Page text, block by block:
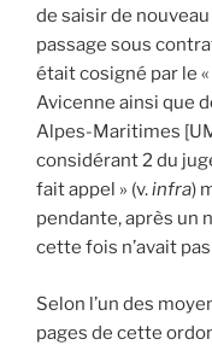
de saisir de
passage sous
était cosigné par le
Avicenne ainsi que
Alpes-Maritimes
considérant 2 du
fait appel » (v.infra)
pendante, après un
cette fois n’avait
Selon l’un des
pages de cette